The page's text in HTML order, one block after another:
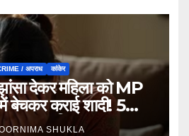
/ अपराध कांकेर
देकर महिला को MP
बेचकर कराई शादी! 5
राज, 3 गिरफ्तार…
SHUKLA